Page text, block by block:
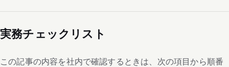
実務チェックリスト
この記事の内容を社内で確認するときは、次の項目から順番